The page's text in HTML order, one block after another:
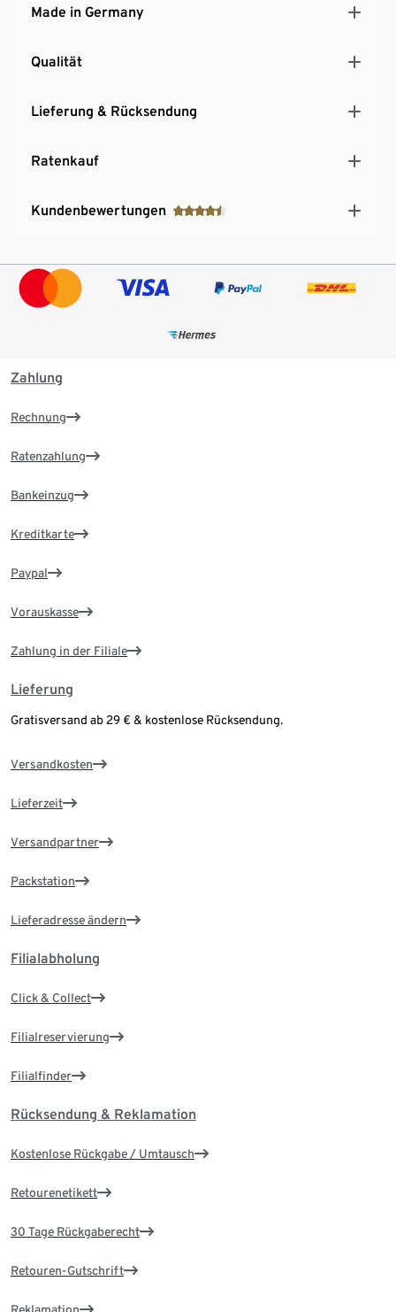
Made in Germany
Qualität
Lieferung & Rücksendung
Ratenkauf
Kundenbewertungen
Zahlung
Rechnung
Ratenzahlung
Bankeinzug
Kreditkarte
Paypal
Vorauskasse
Zahlung in der Filiale
Lieferung
Gratisversand ab 29 € & kostenlose Rücksendung.
Versandkosten
Lieferzeit
Versandpartner
Packstation
Lieferadresse ändern
Filialabholung
Click & Collect
Filialreservierung
Filialfinder
Rücksendung & Reklamation
Kostenlose Rückgabe / Umtausch
Retourenetikett
30 Tage Rückgaberecht
Retouren-Gutschrift